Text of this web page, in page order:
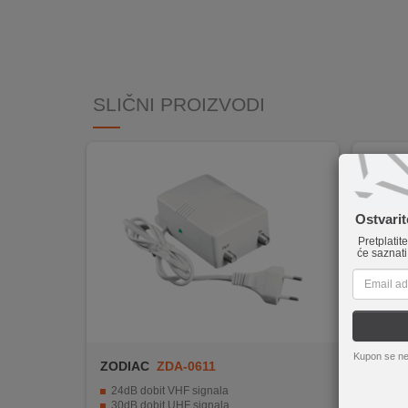
će
Kupon se
SLIČNI PROIZVODI
ZODIAC ZDA-0611
24dB dobit VHF signala
30dB dobit UHF signala
ZODIAC